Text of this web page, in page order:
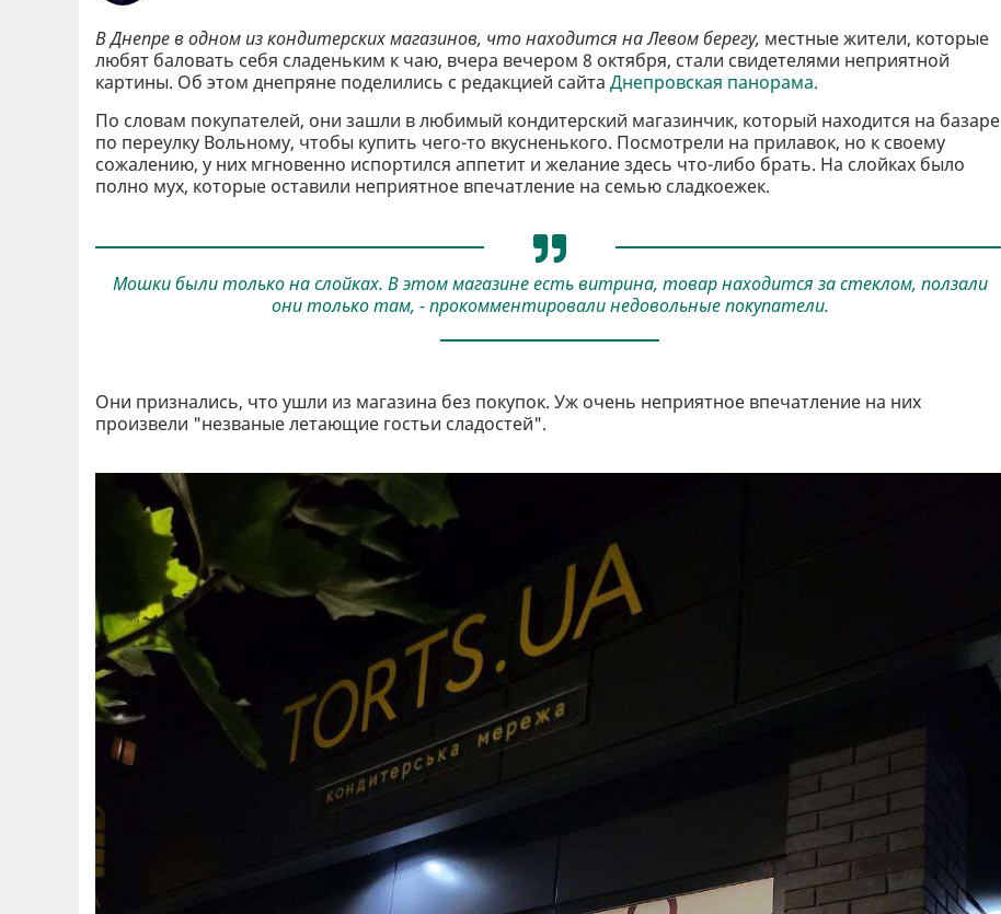
В Днепре в одном из кондитерских магазинов, что находится на Левом берегу, местные жители, которые
любят баловать себя сладеньким к чаю, вчера вечером 8 октября, стали свидетелями неприятной
картины. Об этом днепряне поделились с редакцией сайта Днепровская панорама.
По словам покупателей, они зашли в любимый кондитерский магазинчик, который находится на базаре
по переулку Вольному, чтобы купить чего-то вкусненького. Посмотрели на прилавок, но к своему
сожалению, у них мгновенно испортился аппетит и желание здесь что-либо брать. На слойках было
полно мух, которые оставили неприятное впечатление на семью сладкоежек.
Мошки были только на слойках. В этом магазине есть витрина, товар находится за стеклом, ползали
они только там, - прокомментировали недовольные покупатели.
Они признались, что ушли из магазина без покупок. Уж очень неприятное впечатление на них
произвели "незваные летающие гостьи сладостей".